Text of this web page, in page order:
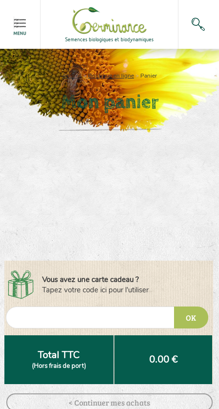
Accueil>Boutique en ligne>Panier
Mon panier
Vous avez une carte cadeau ?
Tapez votre code ici pour l'utiliser
OK
Total TTC
(Hors frais de port) 0.00 €
< Continuer mes achats